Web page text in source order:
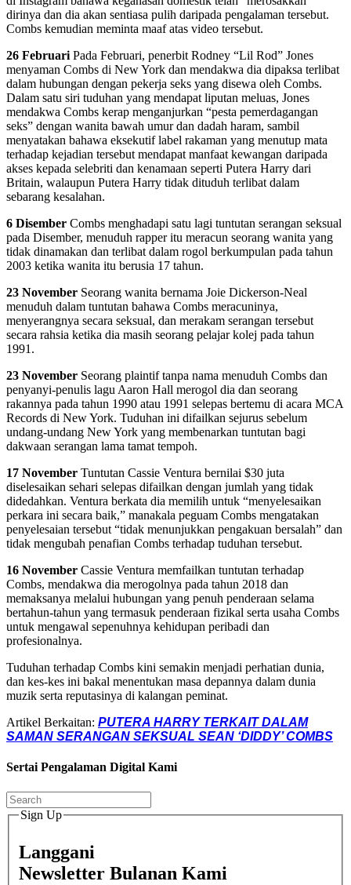
dirinya dan dia akan sentiasa pulih daripada pengalaman tersebut.
Combs kemudian meminta maaf atas video tersebut.
26 Februari Pada Februari, penerbit Rodney “Lil Rod” Jones
menyaman Combs di New York dan mendakwa dia dipaksa terlibat
dalam hubungan dengan pekerja seks yang disewa oleh Combs.
Dalam satu siri tuduhan yang mendapat liputan meluas, Jones
mendakwa Combs kerap menganjurkan “pesta pemerdagangan
seks” dengan wanita bawah umur dan dadah haram, sambil
menyatakan bahawa eksekutif label rakaman yang menutup mata
terhadap kejadian tersebut mendapat manfaat kewangan daripada
akses kepada selebriti dan kenamaan seperti Putera Harry dari
Britain, walaupun Putera Harry tidak dituduh terlibat dalam
sebarang kesalahan.
6 Disember Combs menghadapi satu lagi tuntutan serangan seksual
pada Disember, menuduh rapper itu meracun seorang wanita yang
tidak dinamakan dan terlibat dalam rogol berkumpulan pada tahun
2003 ketika wanita itu berusia 17 tahun.
23 November Seorang wanita bernama Joie Dickerson-Neal
menuduh dalam tuntutan bahawa Combs meracuninya,
menyerangnya secara seksual, dan merakam serangan tersebut
secara rahsia ketika dia masih seorang pelajar kolej pada tahun
1991.
23 November Seorang plaintif tanpa nama menuduh Combs dan
penyanyi-penulis lagu Aaron Hall merogol dia dan seorang
rakannya pada tahun 1990 atau 1991 selepas bertemu di acara MCA
Records di New York. Tuduhan ini difailkan sejurus sebelum
undang-undang New York yang membenarkan tuntutan bagi
dakwaan serangan lama tamat tempoh.
17 November Tuntutan Cassie Ventura bernilai $30 juta
diselesaikan sehari selepas difailkan dengan jumlah yang tidak
didedahkan. Ventura berkata dia memilih untuk “menyelesaikan
perkara ini secara baik,” manakala peguam Combs mengatakan
penyelesaian tersebut “tidak menunjukkan pengakuan bersalah” dan
tidak mengubah penafian Combs terhadap tuduhan tersebut.
16 November Cassie Ventura memfailkan tuntutan terhadap
Combs, mendakwa dia merogolnya pada tahun 2018 dan
memaksanya melalui hubungan yang penuh penderaan selama
bertahun-tahun yang termasuk penderaan fizikal serta usaha Combs
untuk mengawal sepenuhnya kehidupan peribadi dan
profesionalnya.
Tuduhan terhadap Combs kini semakin menjadi perhatian dunia,
dan kes-kes ini bakal menentukan masa depannya dalam dunia
muzik serta reputasinya di kalangan peminat.
Artikel Berkaitan: PUTERA HARRY TERKAIT DALAM
SAMAN SERANGAN SEKSUAL SEAN ‘DIDDY’ COMBS
Sertai Pengalaman Digital Kami
Sign Up
Langgani
Newsletter Bulanan Kami